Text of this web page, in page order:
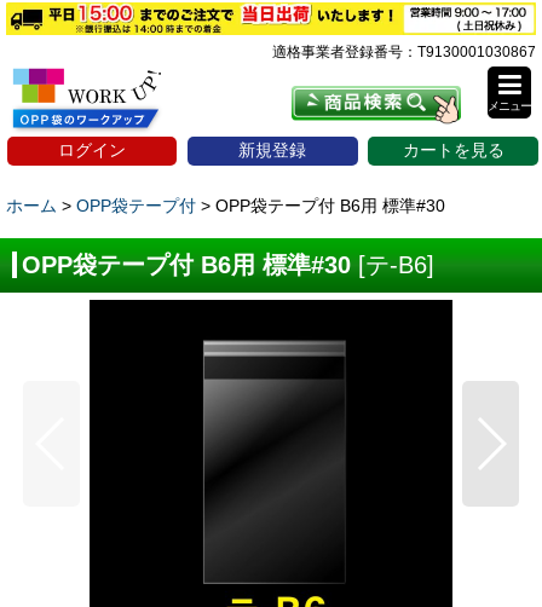
適格事業者登録番号：T9130001030867
ログイン 新規登録 カートを見る
メニュー
ホーム > OPP袋テープ付 > OPP袋テープ付 B6用 標準#30
OPP袋テープ付 B6用 標準#30 [テ-B6]